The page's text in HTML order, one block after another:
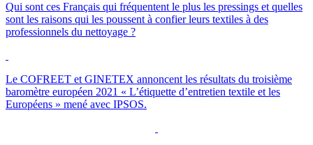
Qui sont ces Français qui fréquentent le plus les pressings et quelles
sont les raisons qui les poussent à confier leurs textiles à des
professionnels du nettoyage ?
Le COFREET et GINETEX annoncent les résultats du troisième
baromètre européen 2021 « L’étiquette d’entretien textile et les
Européens » mené avec IPSOS.